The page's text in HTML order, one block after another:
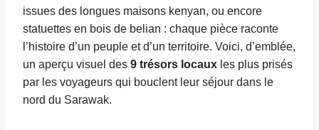
issues des longues maisons kenyan, ou encore
statuettes en bois de belian : chaque pièce raconte
l’histoire d’un peuple et d’un territoire. Voici, d’emblée,
un aperçu visuel des 9 trésors locaux les plus prisés
par les voyageurs qui bouclent leur séjour dans le
nord du Sarawak.